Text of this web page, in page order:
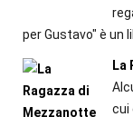
per Gustavo" è un
La
cui